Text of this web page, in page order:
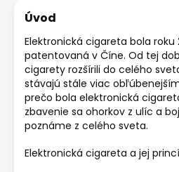
Úvod
Elektronická cigareta bola
patentovaná v Číne. Od tej
cigarety rozšírili do celého
stávajú stále viac
prečo bola elektronická
zbavenie sa ohorkov z ulíc a
poznáme z celého sveta.
Elektronická cigareta a jej